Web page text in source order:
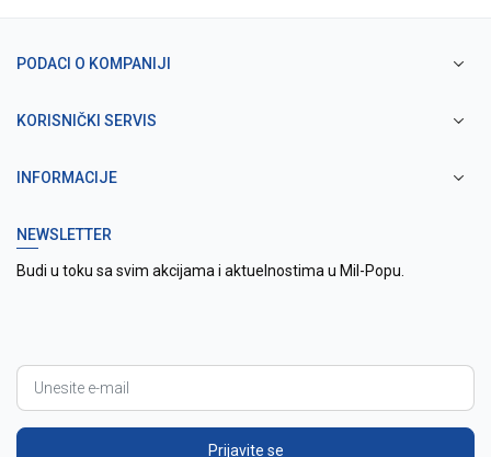
PODACI O KOMPANIJI
KORISNIČKI SERVIS
INFORMACIJE
NEWSLETTER
Budi u toku sa svim akcijama i aktuelnostima u Mil-Popu.
Prijavite se